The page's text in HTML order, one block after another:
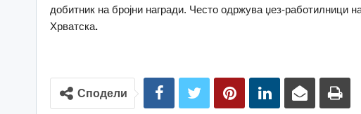
добитник на бројни награди. Често одржува џез-работилници
Хрватска.
Сподели